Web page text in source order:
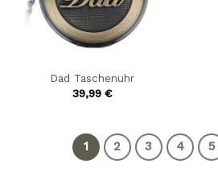
Dad Taschenuhr
39,99 €
1 2 3 4 5